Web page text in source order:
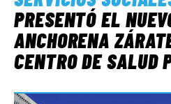
PRESENTÓ EL
ANCHORENA
CENTRO DE SALUD